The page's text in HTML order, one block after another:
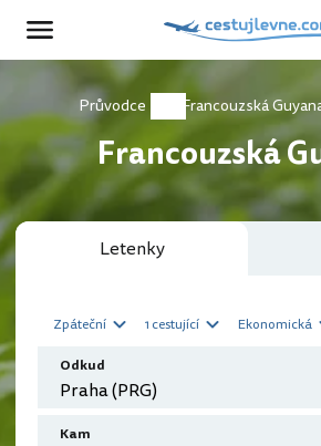
Průvodce Francouzská
Francouzská
Letenky
Zpáteční 1 cestující Ekonomická
Odkud
Kam